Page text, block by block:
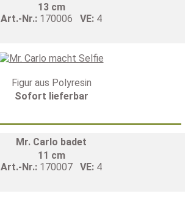
13 cm
Art.-Nr.: 170006 VE: 4
Figur aus Polyresin
Sofort lieferbar
Mr. Carlo badet
11 cm
Art.-Nr.: 170007 VE: 4